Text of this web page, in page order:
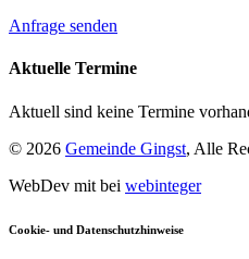
Anfrage senden
Aktuelle Termine
Aktuell sind keine Termine
© 2026 Gemeinde Gingst, Alle
WebDev mit bei webinteger
Cookie- und Datenschutzhinweise